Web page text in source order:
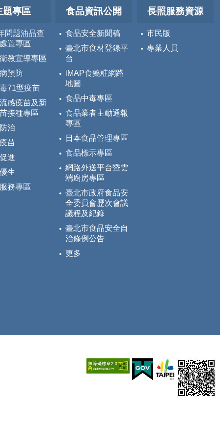
題專區
問題油品查
置專區
教宣導專區
預防
71型疫苗
感疫苗及新
接種專區
治
苗
進
生
務專區
食品資訊公開
食品安全新聞稿
臺北市食材登錄平
台
iMAP食藥粧網路
地圖
食品中毒專區
食品業者主動通報
專區
日本食品管理專區
食品標示專區
網路外送平台暨雲
端廚房專區
臺北市政府食品安
全委員會歷次會議
議程及紀錄
臺北市食品安全自
治條例公告
更多
長照服務資源
市民版
專業人員